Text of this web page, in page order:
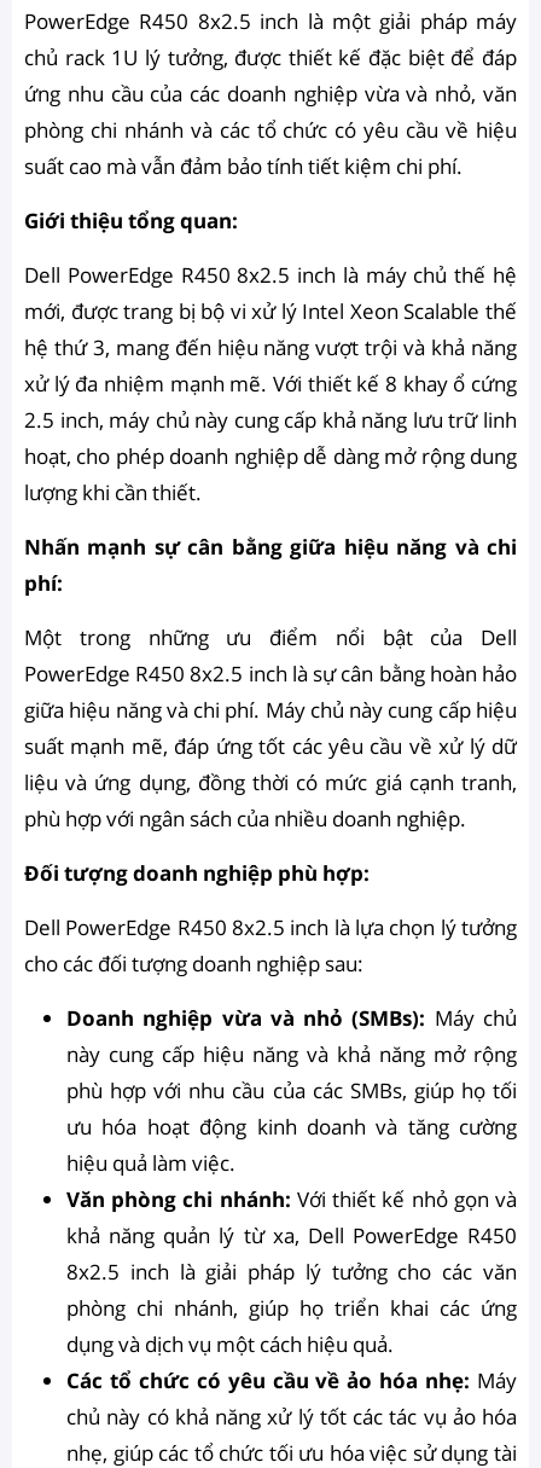
PowerEdge R450 8x2.5 inch là một giải pháp máy
chủ rack 1U lý tưởng, được thiết kế đặc biệt để đáp
ứng nhu cầu của các doanh nghiệp vừa và nhỏ, văn
phòng chi nhánh và các tổ chức có yêu cầu về hiệu
suất cao mà vẫn đảm bảo tính tiết kiệm chi phí.
Giới thiệu tổng quan:
Dell PowerEdge R450 8x2.5 inch là máy chủ thế hệ
mới, được trang bị bộ vi xử lý Intel Xeon Scalable thế
hệ thứ 3, mang đến hiệu năng vượt trội và khả năng
xử lý đa nhiệm mạnh mẽ. Với thiết kế 8 khay ổ cứng
2.5 inch, máy chủ này cung cấp khả năng lưu trữ linh
hoạt, cho phép doanh nghiệp dễ dàng mở rộng dung
lượng khi cần thiết.
Nhấn mạnh sự cân bằng giữa hiệu năng và chi
phí:
Một trong những ưu điểm nổi bật của Dell
PowerEdge R450 8x2.5 inch là sự cân bằng hoàn hảo
giữa hiệu năng và chi phí. Máy chủ này cung cấp hiệu
suất mạnh mẽ, đáp ứng tốt các yêu cầu về xử lý dữ
liệu và ứng dụng, đồng thời có mức giá cạnh tranh,
phù hợp với ngân sách của nhiều doanh nghiệp.
Đối tượng doanh nghiệp phù hợp:
Dell PowerEdge R450 8x2.5 inch là lựa chọn lý tưởng
cho các đối tượng doanh nghiệp sau:
Doanh nghiệp vừa và nhỏ (SMBs): Máy chủ
này cung cấp hiệu năng và khả năng mở rộng
phù hợp với nhu cầu của các SMBs, giúp họ tối
ưu hóa hoạt động kinh doanh và tăng cường
hiệu quả làm việc.
Văn phòng chi nhánh: Với thiết kế nhỏ gọn và
khả năng quản lý từ xa, Dell PowerEdge R450
8x2.5 inch là giải pháp lý tưởng cho các văn
phòng chi nhánh, giúp họ triển khai các ứng
dụng và dịch vụ một cách hiệu quả.
Các tổ chức có yêu cầu về ảo hóa nhẹ: Máy
chủ này có khả năng xử lý tốt các tác vụ ảo hóa
nhẹ, giúp các tổ chức tối ưu hóa việc sử dụng tài